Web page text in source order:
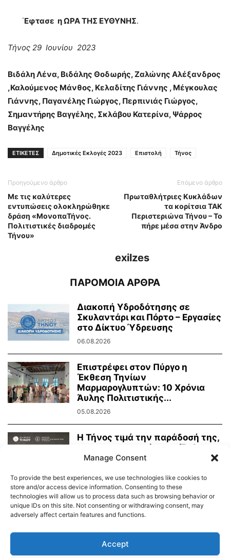
΄Εφτασε η ΩΡΑ ΤΗΣ ΕΥΘΥΝΗΣ.
Τήνος 29 Ιουνίου 2023
Βιδάλη Λένα, Βιδάλης Θοδωρής, Ζαλώνης Αλέξανδρος
,Καλούμενος Μάνθος, Κελαδίτης Γιάννης , Μέγκουλας
Γιάννης, Παγανέλης Γιώργος, Περπινιάς Γιώργος,
Σημαντήρης Βαγγέλης, Σκλάβου Κατερίνα, Ψάρρος
Βαγγέλης
ΕΤΙΚΕΤΕΣ Δημοτικές Εκλογές 2023 Επιστολή Τήνος
Προηγούμενο άρθρο
Με τις καλύτερες
εντυπώσεις ολοκληρώθηκε
δράση «ΜονοπαΤήνος.
Πολιτιστικές διαδρομές
Τήνου»
Επόμενο άρθρο
Πρωταθλήτριες Κυκλάδων
τα κορίτσια ΤΑΚ
Περιστεριώνα Τήνου – Το
πήρε μέσα στην Άνδρο
exilzes
ΠΑΡΟΜΟΙΑ ΑΡΘΡΑ
Διακοπή Υδροδότησης σε
Σκυλαντάρι και Πόρτο – Εργασίες
στο Δίκτυο Ύδρευσης
06.08.2026
Επιστρέφει στον Πύργο η
Έκθεση Τηνίων
Μαρμαρογλυπτών: 10 Χρόνια
Άυλης Πολιτιστικής...
05.08.2026
Η Τήνος τιμά την παράδοσή της,
τη μαρμαροτεχνία της. Έκθεση
Τήνιων...
Δημοτικό Λιμενικό Ταμείο Τήνου – Άνδρου
Manage Consent
To provide the best experiences, we use technologies like cookies to
store and/or access device information. Consenting to these
technologies will allow us to process data such as browsing behavior or
unique IDs on this site. Not consenting or withdrawing consent, may
adversely affect certain features and functions.
Accept